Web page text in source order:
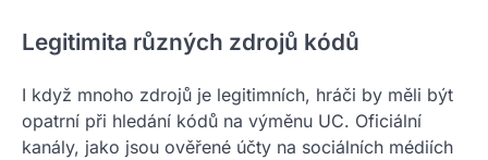
Legitimita různých zdrojů kódů
I když mnoho zdrojů je legitimních, hráči by měli být
opatrní při hledání kódů na výměnu UC. Oficiální
kanály, jako jsou ověřené účty na sociálních médiích